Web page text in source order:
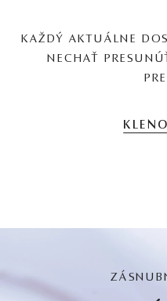
KAŽDÝ AKTUÁLNE
NECHAŤ